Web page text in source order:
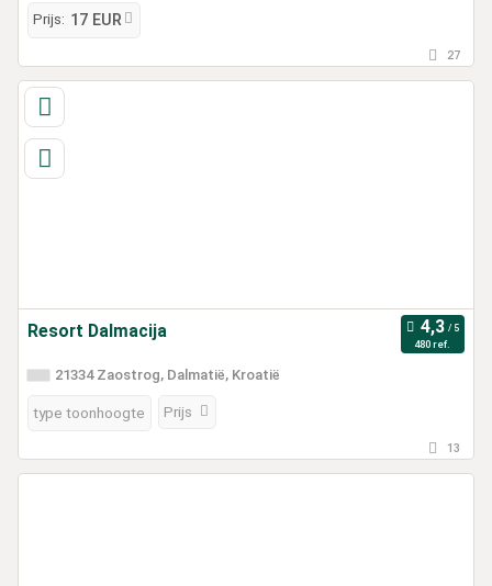
Prijs: 17 EUR
27
Resort Dalmacija
480 ref.
21334 Zaostrog, Dalmatië, Kroatië
type toonhoogte Prijs
13